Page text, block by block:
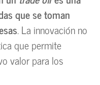
que se toman
. La innovación no
que permite
valor para los